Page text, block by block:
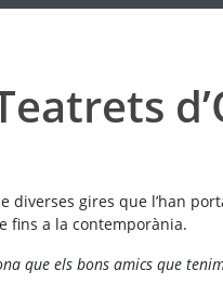
diverses gires que l’han
fins a la contemporània.
que els bons amics que